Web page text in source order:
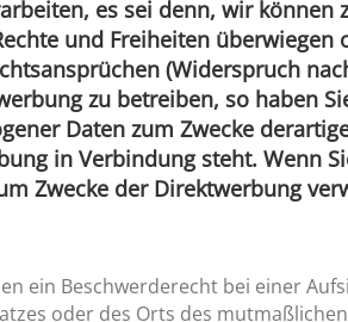
es sei denn, wir können
und Freiheiten
(Widerspruch
zu betreiben, so haben
Daten zum Zwecke
in Verbindung steht. Wenn
Zwecke der Direktwerbung
ein Beschwerderecht bei einer
oder des Orts des